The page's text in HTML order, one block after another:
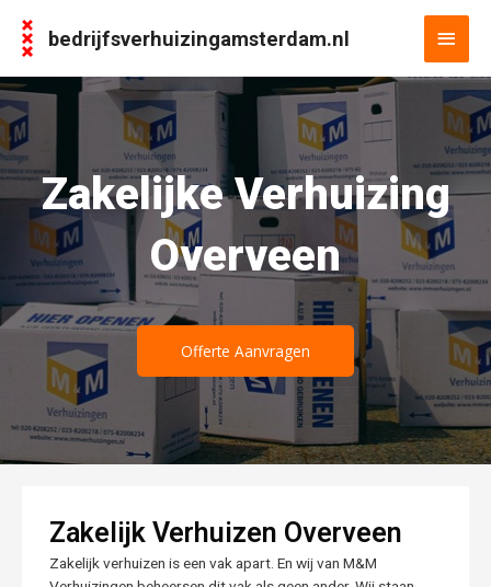
bedrijfsverhuizingamsterdam.nl
Zakelijke Verhuizing
Overveen
Offerte Aanvragen
Zakelijk Verhuizen Overveen
Zakelijk verhuizen is een vak apart. En wij van M&M